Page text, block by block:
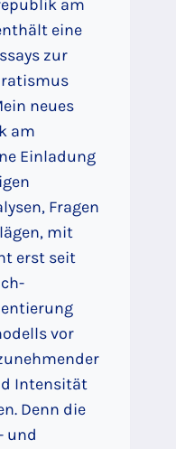
am
eine
zur
neues
am
Einladung
Fragen
mit
erst seit
vor
Intensität
Denn die
und